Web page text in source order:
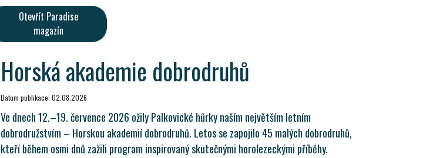
Otevřít Paradise
magazín
Horská akademie dobrodruhů
Datum publikace: 02.08.2026
Ve dnech 12.–19. července 2026 ožily Palkovické hůrky naším největším letním
dobrodružstvím – Horskou akademií dobrodruhů. Letos se zapojilo 45 malých dobrodruhů,
kteří během osmi dnů zažili program inspirovaný skutečnými horolezeckými příběhy.